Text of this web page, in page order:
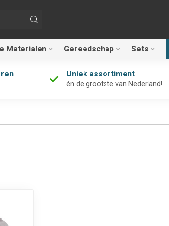
Materialen Gereedschap Sets
Uniek assortiment
én de grootste van Nederland!